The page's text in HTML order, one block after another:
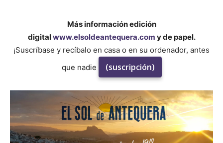
Más información edición
digitalwww.elsoldeantequera.com y de papel.
¡Suscríbase y recíbalo en casa o en su ordenador, antes
que nadie
(suscripción)